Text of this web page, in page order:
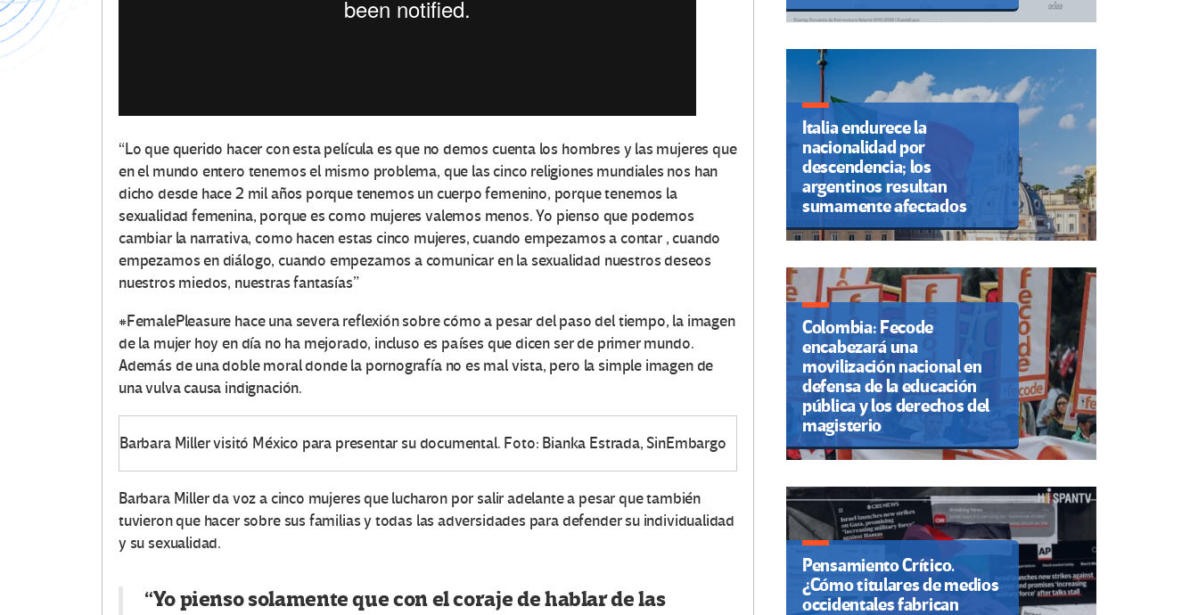
“Lo que querido hacer con esta película es que no demos cuenta los hombres y las mujeres que
en el mundo entero tenemos el mismo problema, que las cinco religiones mundiales nos han
dicho desde hace 2 mil años porque tenemos un cuerpo femenino, porque tenemos la
sexualidad femenina, porque es como mujeres valemos menos. Yo pienso que podemos
cambiar la narrativa, como hacen estas cinco mujeres, cuando empezamos a contar , cuando
empezamos en diálogo, cuando empezamos a comunicar en la sexualidad nuestros deseos
nuestros miedos, nuestras fantasías”
#FemalePleasure hace una severa reflexión sobre cómo a pesar del paso del tiempo, la imagen
de la mujer hoy en día no ha mejorado, incluso es países que dicen ser de primer mundo.
Además de una doble moral donde la pornografía no es mal vista, pero la simple imagen de
una vulva causa indignación.
Barbara Miller visitó México para presentar su documental. Foto: Bianka Estrada, SinEmbargo
Barbara Miller da voz a cinco mujeres que lucharon por salir adelante a pesar que también
tuvieron que hacer sobre sus familias y todas las adversidades para defender su individualidad
y su sexualidad.
“Yo pienso solamente que con el coraje de hablar de las
Italia endurece la
nacionalidad por
descendencia; los
argentinos resultan
sumamente afectados
Colombia: Fecode
encabezará una
movilización nacional en
defensa de la educación
pública y los derechos del
magisterio
Pensamiento Crítico.
¿Cómo titulares de medios
occidentales fabrican